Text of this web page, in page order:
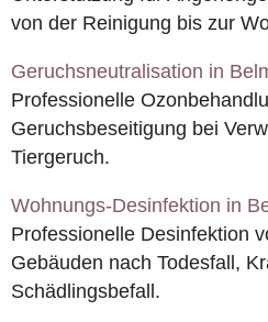
von der Reinigung bis zur
Geruchsneutralisation in
Professionelle
Geruchsbeseitigung bei
Tiergeruch.
Wohnungs-Desinfektion in
Professionelle Desinfektion
Gebäuden nach Todesfall,
Schädlingsbefall.